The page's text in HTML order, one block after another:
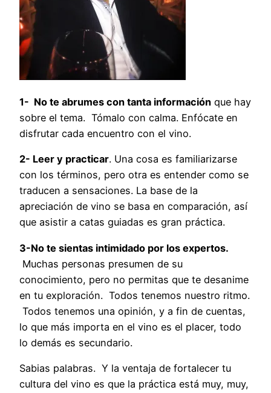
1- No te abrumes con tanta información que hay
sobre el tema. Tómalo con calma. Enfócate en
disfrutar cada encuentro con el vino.
2- Leer y practicar. Una cosa es familiarizarse
con los términos, pero otra es entender como se
traducen a sensaciones. La base de la
apreciación de vino se basa en comparación, así
que asistir a catas guiadas es gran práctica.
3-No te sientas intimidado por los expertos.
Muchas personas presumen de su
conocimiento, pero no permitas que te desanime
en tu exploración. Todos tenemos nuestro ritmo.
Todos tenemos una opinión, y a fin de cuentas,
lo que más importa en el vino es el placer, todo
lo demás es secundario.
Sabias palabras. Y la ventaja de fortalecer tu
cultura del vino es que la práctica está muy, muy,